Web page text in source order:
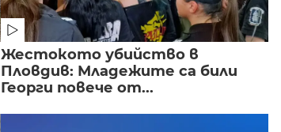
Жестокото убийство в
Пловдив: Младежите са били
Георги повече от...